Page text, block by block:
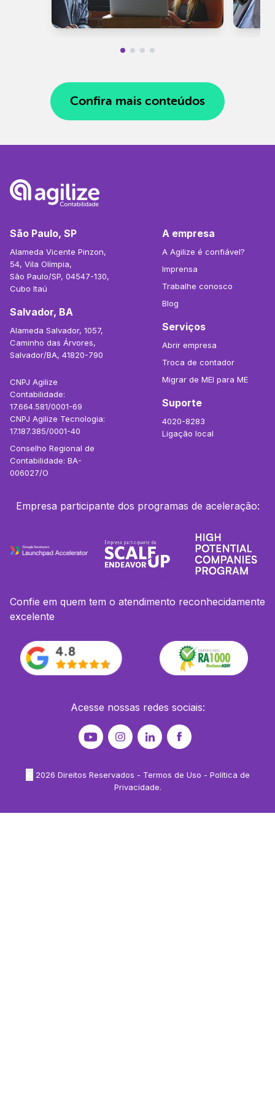
Confira mais conteúdos
São Paulo, SP
Alameda Vicente Pinzon,
54, Vila Olímpia,
São Paulo/SP, 04547-130,
Cubo Itaú
Salvador, BA
Alameda Salvador, 1057,
Caminho das Árvores,
Salvador/BA, 41820-790
CNPJ Agilize
Contabilidade:
17.664.581/0001-69
CNPJ Agilize Tecnologia:
17.187.385/0001-40
Conselho Regional de
Contabilidade: BA-
006027/O
A empresa
A Agilize é confiável?
Imprensa
Trabalhe conosco
Blog
Serviços
Abrir empresa
Troca de contador
Migrar de MEI para ME
Suporte
4020-8283
Ligação local
Empresa participante dos programas de aceleração:
Confie em quem tem o atendimento reconhecidamente
excelente
Acesse nossas redes sociais:
2026 Direitos Reservados - Termos de Uso - Política de
Privacidade.